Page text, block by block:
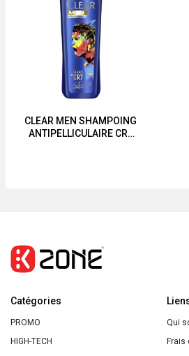
CLEAR MEN SHAMPOING
ANTIPELLICULAIRE CR7
Catégories
PROMO
HIGH-TECH
Qui
Frais